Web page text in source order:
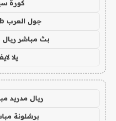
كورة
جول العرب goalarab
بث مباشر ريال
يلا
ريال مدريد
برشلونة